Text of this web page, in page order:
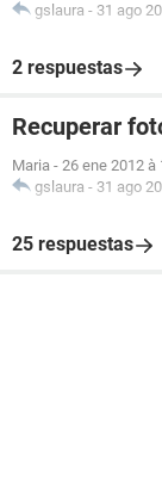
gslaura - 31 ago
2 respuestas
Recuperar
Maria - 26 ene 2012 à
gslaura - 31 ago
25 respuestas